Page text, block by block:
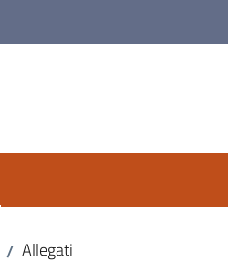
/ Allegati